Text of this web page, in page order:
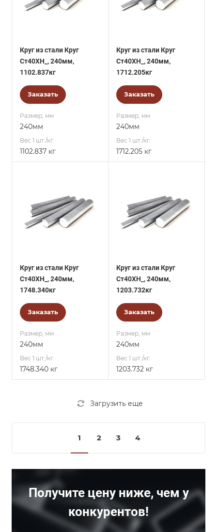
Круг из стали Круг
Ст40ХН_, 240мм,
1102.837кг
Заказать
Размер, мм
240мм
Вес 1 шт./кг.
1102.837 кг
Круг из стали Круг
Ст40ХН_, 240мм,
1712.205кг
Заказать
Размер, мм
240мм
Вес 1 шт./кг.
1712.205 кг
Круг из стали Круг
Ст40ХН_, 240мм,
1748.340кг
Заказать
Размер, мм
240мм
Вес 1 шт./кг.
1748.340 кг
Круг из стали Круг
Ст40ХН_, 240мм,
1203.732кг
Заказать
Размер, мм
240мм
Вес 1 шт./кг.
1203.732 кг
Загрузить еще
1 2 3 4
Получите цену ниже, чем у
конкурентов!